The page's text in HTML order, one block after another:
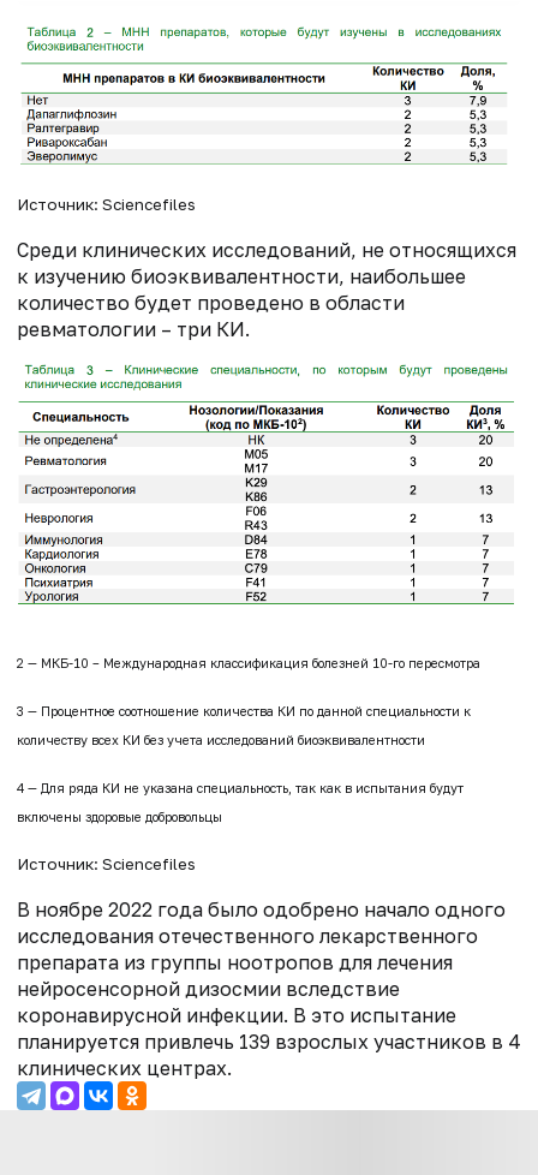
Источник: Sciencefiles
Среди клинических исследований, не относящихся
к изучению биоэквивалентности, наибольшее
количество будет проведено в области
ревматологии – три КИ.
2 — МКБ-10 – Международная классификация болезней 10-го пересмотра
3 — Процентное соотношение количества КИ по данной специальности к
количеству всех КИ без учета исследований биоэквивалентности
4 — Для ряда КИ не указана специальность, так как в испытания будут
включены здоровые добровольцы
Источник: Sciencefiles
В ноябре 2022 года было одобрено начало одного
исследования отечественного лекарственного
препарата из группы ноотропов для лечения
нейросенсорной дизосмии вследствие
коронавирусной инфекции. В это испытание
планируется привлечь 139 взрослых участников в 4
клинических центрах.